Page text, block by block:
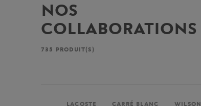
NOS
COLLABORATIONS
735 PRODUIT(S)
LACOSTE CARRÉ BLANC WILSON